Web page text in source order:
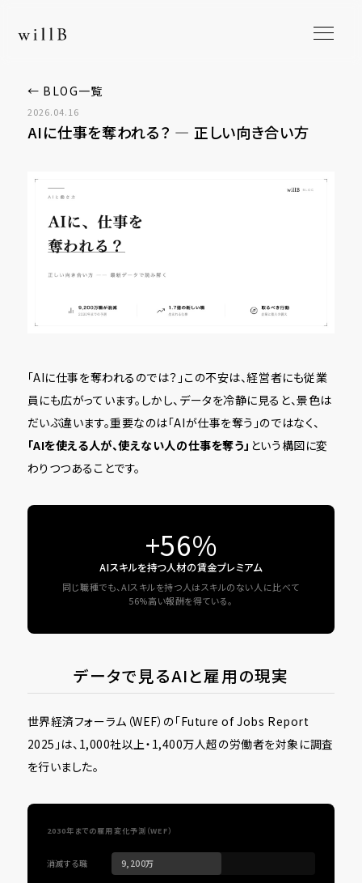
← BLOG一覧
2026.04.16
AIに仕事を奪われる？ ― 正しい向き合い方
「AIに仕事を奪われるのでは？」――この不安は、経営者にも従業
員にも広がっています。しかし、データを冷静に見ると、景色は
だいぶ違います。重要なのは「AIが仕事を奪う」のではなく、
「AIを使える人が、使えない人の仕事を奪う」 という構図に変
わりつつあることです。
+56%
AIスキルを持つ人材の賃金プレミアム
同じ職種でも、AIスキルを持つ人はスキルのない人に比べて
56%高い報酬を得ている。
データで見るAIと雇用の現実
世界経済フォーラム（WEF）の「Future of Jobs Report
2025」は、1,000社以上・1,400万人超の労働者を対象に調査
を行いました。
2030年までの雇用変化予測（WEF）
消滅する職 9,200万